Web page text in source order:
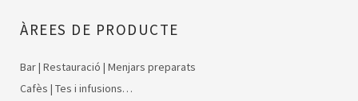
ÀREES DE PRODUCTE
Bar | Restauració | Menjars preparats
Cafès | Tes i infusions…